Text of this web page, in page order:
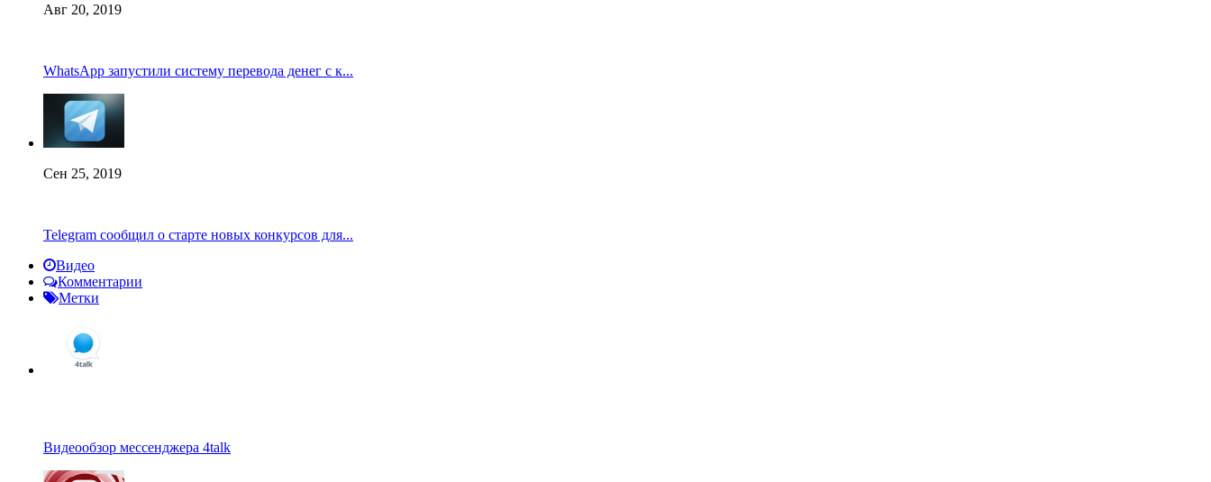
Авг 20, 2019
WhatsApp запустили систему перевода денег с к...
Сен 25, 2019
Telegram сообщил о старте новых конкурсов для...
Видео
Комментарии
Метки
Видеообзор мессенджера 4talk